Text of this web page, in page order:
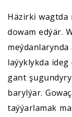
Häzirki wagtda
dowam edýär.
laýyklykda
gant
barylýar.
taýýarlamak